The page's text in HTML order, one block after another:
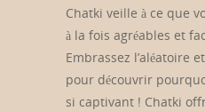
Chatki veille à ce que
à la fois agréables et
Embrassez l’aléatoire
pour découvrir
si captivant ! Chatki